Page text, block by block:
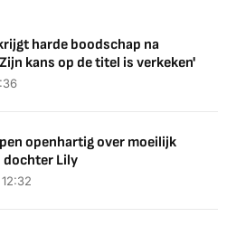
harde boodschap na
kans op de titel is verkeken'
openhartig over moeilijk
dochter Lily